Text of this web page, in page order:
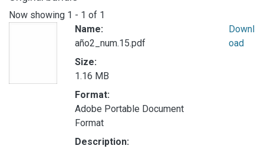
Now showing 1 - 1 of 1
Name:
año2_num.15.pdf
Size:
1.16 MB
Format:
Adobe Portable Document
Format
Description:
Downl
oad